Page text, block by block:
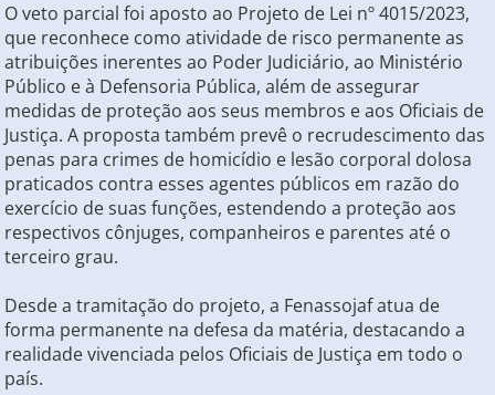
O veto parcial foi aposto ao Projeto de Lei nº 4015/2023,
que reconhece como atividade de risco permanente as
atribuições inerentes ao Poder Judiciário, ao Ministério
Público e à Defensoria Pública, além de assegurar
medidas de proteção aos seus membros e aos Oficiais de
Justiça. A proposta também prevê o recrudescimento das
penas para crimes de homicídio e lesão corporal dolosa
praticados contra esses agentes públicos em razão do
exercício de suas funções, estendendo a proteção aos
respectivos cônjuges, companheiros e parentes até o
terceiro grau.
Desde a tramitação do projeto, a Fenassojaf atua de
forma permanente na defesa da matéria, destacando a
realidade vivenciada pelos Oficiais de Justiça em todo o
país.